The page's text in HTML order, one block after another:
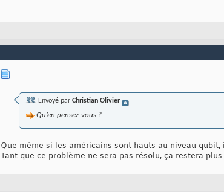
Envoyé par Christian Olivier
Qu’en pensez-vous ?
Que même si les américains sont hauts au niveau
Tant que ce problème ne sera pas résolu, ça restera